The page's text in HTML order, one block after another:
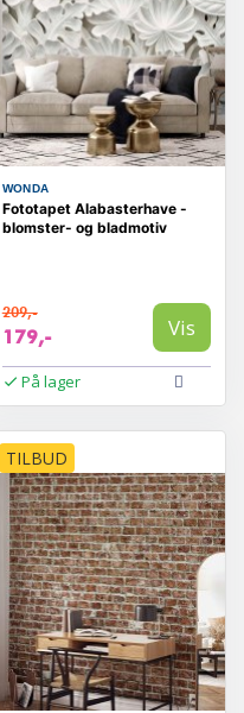
WONDA
Fototapet Alabasterhave -
blomster- og bladmotiv
209,-
179,- Vis
På lager
TILBUD